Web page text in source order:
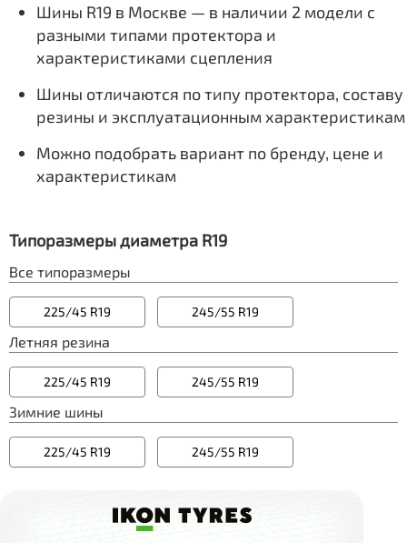
Шины R19 в Москве — в наличии 2 модели с
разными типами протектора и
характеристиками сцепления
Шины отличаются по типу протектора, составу
резины и эксплуатационным характеристикам
Можно подобрать вариант по бренду, цене и
характеристикам
Типоразмеры диаметра R19
Все типоразмеры
225/45 R19 245/55 R19
Летняя резина
225/45 R19 245/55 R19
Зимние шины
225/45 R19 245/55 R19